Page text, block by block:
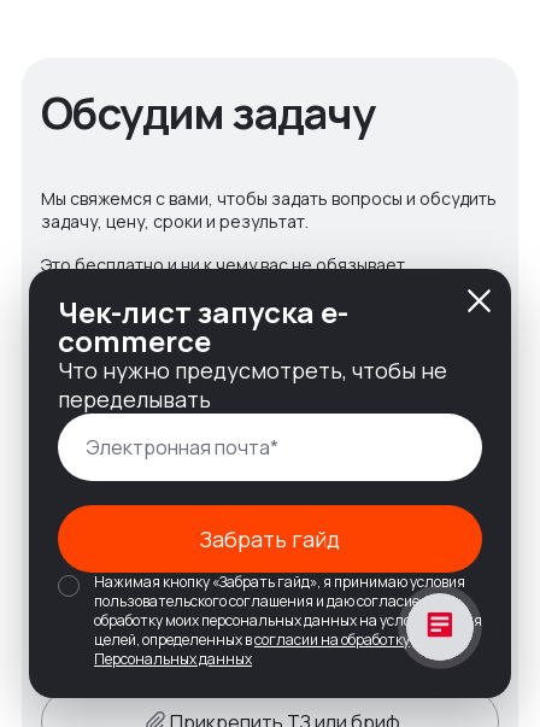
Обсудим задачу
Мы свяжемся с вами, чтобы задать вопросы и обсудить
задачу, цену, сроки и результат.
Это бесплатно и ни к чему вас не обязывает.
Чек-лист запуска e-
commerce
Что нужно предусмотреть, чтобы не
переделывать
Забрать гайд
Нажимая кнопку «Забрать гайд», я принимаю условия
пользовательского соглашения и даю согласие на
обработку моих персональных данных на условиях и для
целей, определенных всогласии на обработку
Персональных данных